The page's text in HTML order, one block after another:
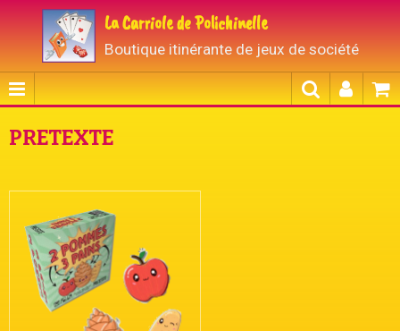
La Carriole de Polichinelle
Boutique itinérante de jeux de société
PRETEXTE